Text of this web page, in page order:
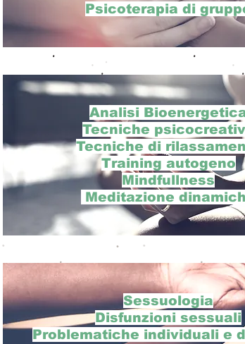
Psicoterapia di
Analisi
Tecniche
Tecniche di
Training autogeno
Mindfullness
Meditazione
Sessuologia
Disfunzioni sessuali
Problematiche individuali e